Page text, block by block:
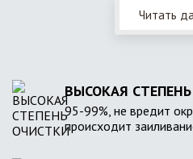
Читать
ВЫСОКАЯ
95-99%, не вредит
происходит